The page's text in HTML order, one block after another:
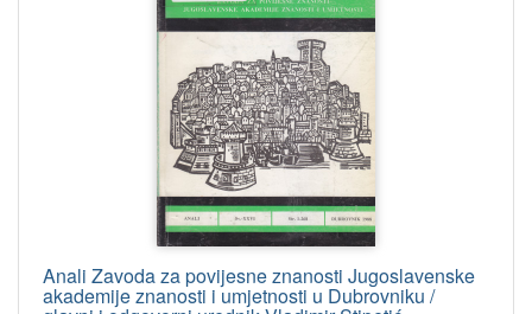
Anali Zavoda za povijesne znanosti Jugoslavenske
akademije znanosti i umjetnosti u Dubrovniku /